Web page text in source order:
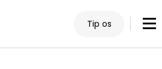
Tip os